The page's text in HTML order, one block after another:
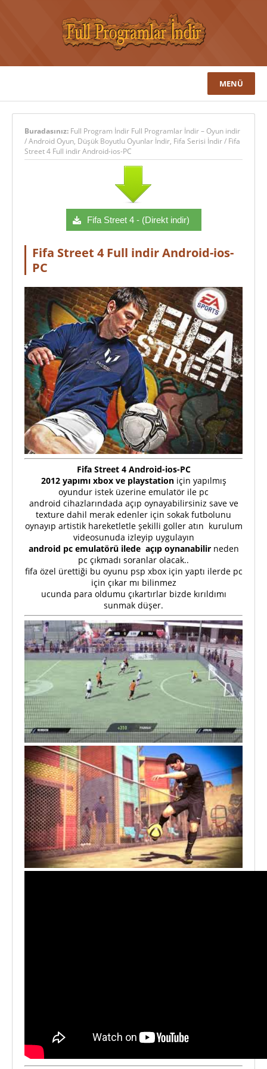
MENÜ
Buradasınız: Full Program İndir Full Programlar İndir – Oyun indir
/Android Oyun, Düşük Boyutlu Oyunlar İndir, Fifa Serisi İndir/ Fifa
Street 4 Full indir Android-ios-PC
Fifa Street 4 - (Direkt indir)
Fifa Street 4 Full indir Android-ios-
PC
Fifa Street 4 Android-ios-PC
2012 yapımı xbox ve playstationiçin yapılmış
oyundur istek üzerine emulatör ile pc
android cihazlarındada açıp oynayabilirsiniz save ve
texture dahil merak edenler için sokak futbolunu
oynayıp artistik hareketletle şekilli goller atın kurulum
videosunuda izleyip uygulayın
android pc emulatörü ilede açıp oynanabilirneden
pc çıkmadı soranlar olacak..
fifa özel ürettiği bu oyunu psp xbox için yaptı ilerde pc
için çıkar mı bilinmez
ucunda para oldumu çıkartırlar bizde kırıldımı
sunmak düşer.